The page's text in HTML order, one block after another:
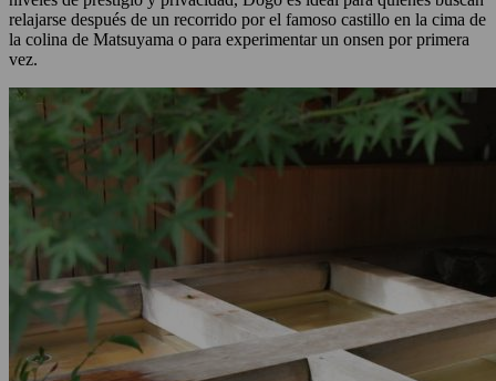
relajarse después de un recorrido por el famoso castillo en la cima de
la colina de Matsuyama o para experimentar un onsen por primera
vez.